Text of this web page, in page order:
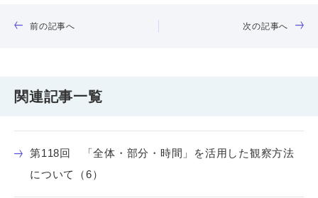
前の記事へ 次の記事へ
関連記事一覧
第118回 「全体・部分・時間」を活用した観察方法
について（6）